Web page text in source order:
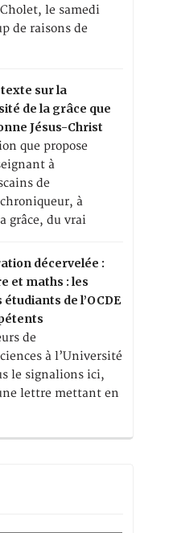
le samedi
de raisons de
sur la
de la grâce que
Jésus-Christ
que propose
à
de
à
grâce, du vrai
décervelée :
et maths : les
étudiants de l’OCDE
de
à l’Université
le signalions ici,
lettre mettant en